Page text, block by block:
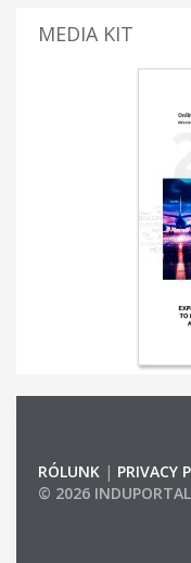
MEDIA KIT
RÓLUNK | PRIVACY
© 2026